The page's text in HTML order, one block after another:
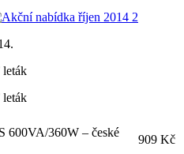
leták
leták
600VA/360W – české
909 Kč